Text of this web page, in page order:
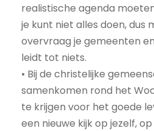
realistische agenda
je kunt niet alles doen, dus
overvraag je gemeenten
leidt tot niets.
• Bij de christelijke
samenkomen rond het
te krijgen voor het goede
een nieuwe kijk op jezelf,